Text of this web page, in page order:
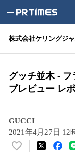
株式会社ケリングジ
グッチ並木 -
プレビュー レ
GUCCI
2021年4月27日 12
い